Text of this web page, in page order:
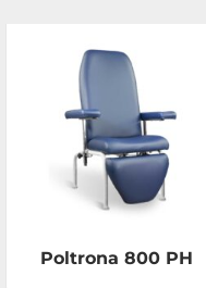
Poltrona 800 PH